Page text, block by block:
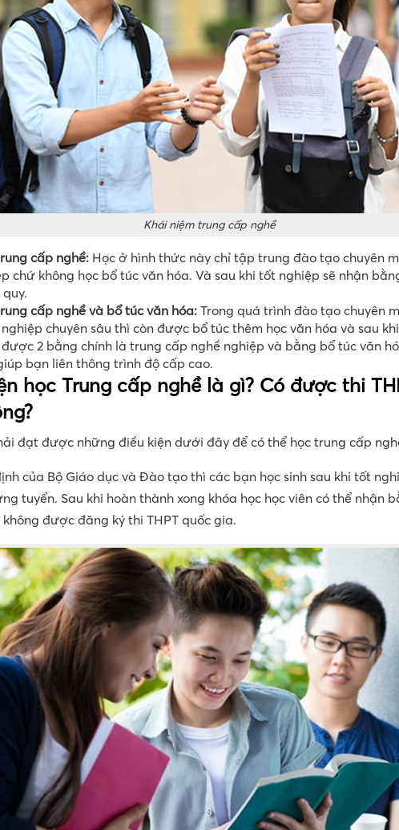
Khái niệm trung cấp nghề
cấp nghề: Học ở hình thức này chỉ tập trung đào tạo chuyên
chứ không học bổ túc văn hóa. Và sau khi tốt nghiệp sẽ nhận
cấp nghề và bổ túc văn hóa: Trong quá trình đào tạo chuyên
chuyên sâu thì còn được bổ túc thêm học văn hóa và sau
2 bằng chính là trung cấp nghề nghiệp và bằng bổ túc văn
bạn liên thông trình độ cấp cao.
học Trung cấp nghề là gì? Có được thi
đạt được những điều kiện dưới đây để có thể học trung cấp
của Bộ Giáo dục và Đào tạo thì các bạn học sinh sau khi tốt
tuyển. Sau khi hoàn thành xong khóa học học viên có thể nhận
không được đăng ký thi THPT quốc gia.